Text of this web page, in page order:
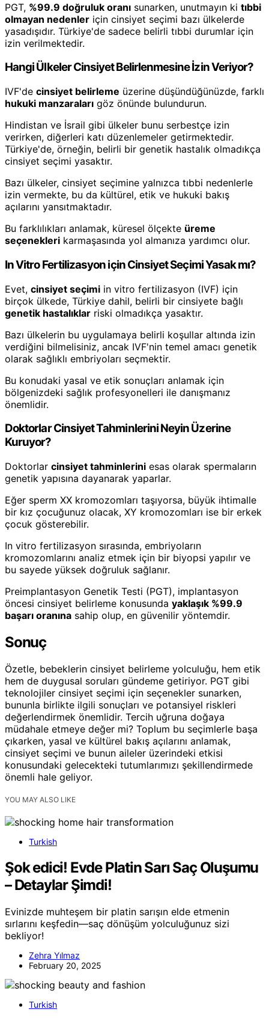
PGT, %99.9 doğruluk oranı sunarken, unutmayın ki tıbbi
olmayan nedenler için cinsiyet seçimi bazı ülkelerde
yasadışıdır. Türkiye'de sadece belirli tıbbi durumlar için
izin verilmektedir.
Hangi Ülkeler Cinsiyet Belirlenmesine İzin Veriyor?
IVF'de cinsiyet belirleme üzerine düşündüğünüzde, farklı
hukuki manzaraları göz önünde bulundurun.
Hindistan ve İsrail gibi ülkeler bunu serbestçe izin
verirken, diğerleri katı düzenlemeler getirmektedir.
Türkiye'de, örneğin, belirli bir genetik hastalık olmadıkça
cinsiyet seçimi yasaktır.
Bazı ülkeler, cinsiyet seçimine yalnızca tıbbi nedenlerle
izin vermekte, bu da kültürel, etik ve hukuki bakış
açılarını yansıtmaktadır.
Bu farklılıkları anlamak, küresel ölçekte üreme
seçenekleri karmaşasında yol almanıza yardımcı olur.
In Vitro Fertilizasyon için Cinsiyet Seçimi Yasak mı?
Evet, cinsiyet seçimi in vitro fertilizasyon (IVF) için
birçok ülkede, Türkiye dahil, belirli bir cinsiyete bağlı
genetik hastalıklar riski olmadıkça yasaktır.
Bazı ülkelerin bu uygulamaya belirli koşullar altında izin
verdiğini bilmelisiniz, ancak IVF'nin temel amacı genetik
olarak sağlıklı embriyoları seçmektir.
Bu konudaki yasal ve etik sonuçları anlamak için
bölgenizdeki sağlık profesyonelleri ile danışmanız
önemlidir.
Doktorlar Cinsiyet Tahminlerini Neyin Üzerine
Kuruyor?
Doktorlar cinsiyet tahminlerini esas olarak spermaların
genetik yapısına dayanarak yaparlar.
Eğer sperm XX kromozomları taşıyorsa, büyük ihtimalle
bir kız çocuğunuz olacak, XY kromozomları ise bir erkek
çocuk gösterebilir.
In vitro fertilizasyon sırasında, embriyoların
kromozomlarını analiz etmek için bir biyopsi yapılır ve
bu sayede yüksek doğruluk sağlanır.
Preimplantasyon Genetik Testi (PGT), implantasyon
öncesi cinsiyet belirleme konusunda yaklaşık %99.9
başarı oranına sahip olup, en güvenilir yöntemdir.
Sonuç
Özetle, bebeklerin cinsiyet belirleme yolculuğu, hem etik
hem de duygusal soruları gündeme getiriyor. PGT gibi
teknolojiler cinsiyet seçimi için seçenekler sunarken,
bununla birlikte ilgili sonuçları ve potansiyel riskleri
değerlendirmek önemlidir. Tercih uğruna doğaya
müdahale etmeye değer mi? Toplum bu seçimlerle başa
çıkarken, yasal ve kültürel bakış açılarını anlamak,
cinsiyet seçimi ve bunun aileler üzerindeki etkisi
konusundaki gelecekteki tutumlarımızı şekillendirmede
önemli hale geliyor.
YOU MAY ALSO LIKE
Turkish
Şok edici! Evde Platin Sarı Saç Oluşumu
– Detaylar Şimdi!
Evinizde muhteşem bir platin sarışın elde etmenin
sırlarını keşfedin—saç dönüşüm yolculuğunuz sizi
bekliyor!
Zehra Yılmaz
February 20, 2025
Turkish